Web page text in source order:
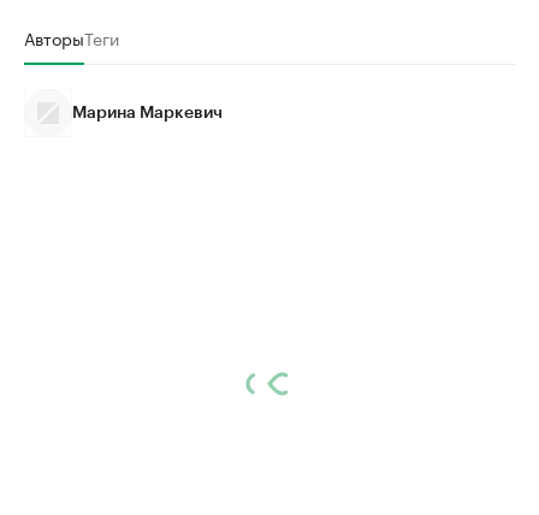
АвторыТеги
Марина Маркевич